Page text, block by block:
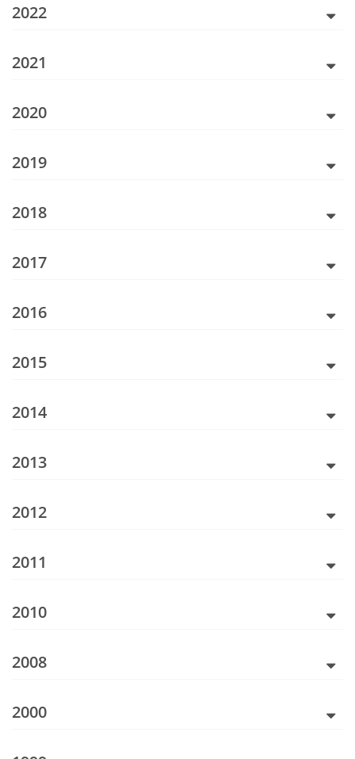
2022
2021
2020
2019
2018
2017
2016
2015
2014
2013
2012
2011
2010
2008
2000